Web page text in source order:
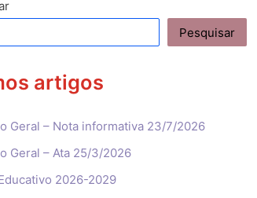
Pesquisar
artigos
Geral – Nota informativa 23/7/2026
Geral – Ata 25/3/2026
2026-2029